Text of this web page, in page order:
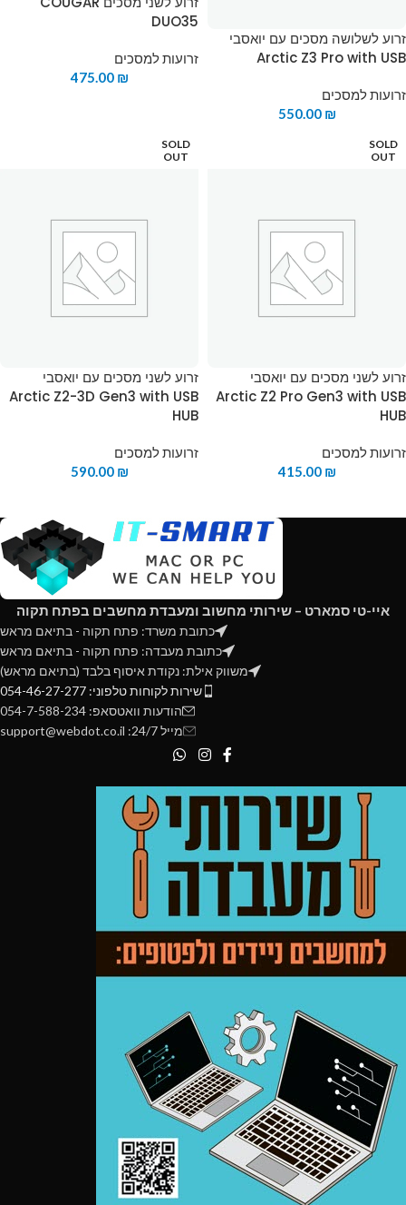
זרוע לשלושה מסכים עם יואסבי
Arctic Z3 Pro with USB
זרועות למסכים
550.00 ₪
DUO35
זרועות למסכים
475.00 ₪
SOLD
OUT
זרוע לשני מסכים עם יואסבי
Arctic Z2 Pro Gen3 with USB
HUB
זרועות למסכים
415.00 ₪
SOLD
OUT
זרוע לשני מסכים עם יואסבי
Arctic Z2-3D Gen3 with USB
HUB
זרועות למסכים
590.00 ₪
איי-טי סמארט – שירותי מחשוב ומעבדת מחשבים בפתח תקוה
כתובת משרד: פתח תקוה - בתיאם מראש
כתובת מעבדה: פתח תקוה - בתיאם מראש
משווק אילת: נקודת איסוף בלבד (בתיאם מראש)
שירות לקוחות טלפוני: 054-46-27-277
הודעות וואטסאפ: 054-7-588-234
מייל 24/7: support@webdot.co.il